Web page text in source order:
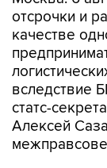
отсрочки и
качестве
вследствие
статс-
Алексей